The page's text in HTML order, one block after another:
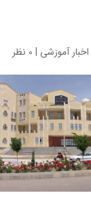
اخبار آموزشی | 0 نظر